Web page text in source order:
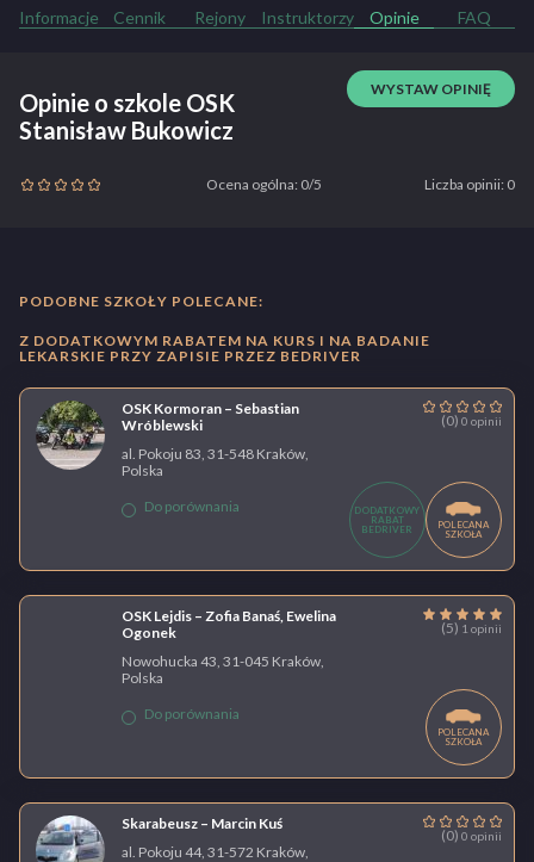
Informacje Cennik Rejony Instruktorzy Opinie FAQ
Opinie o szkole OSK
Stanisław Bukowicz
WYSTAW OPINIĘ
Ocena ogólna: 0/5 Liczba opinii: 0
PODOBNE SZKOŁY POLECANE:
Z DODATKOWYM RABATEM NA KURS I NA BADANIE
LEKARSKIE PRZY ZAPISIE PRZEZ BEDRIVER
OSK Kormoran – Sebastian
Wróblewski
(0) 0 opinii
al. Pokoju 83, 31-548 Kraków,
Polska
Do porównania
DODATKOWY
RABAT
BEDRIVER
POLECANA
SZKOŁA
OSK Lejdis – Zofia Banaś, Ewelina
Ogonek
(5) 1 opinii
Nowohucka 43, 31-045 Kraków,
Polska
Do porównania
POLECANA
SZKOŁA
Skarabeusz – Marcin Kuś
(0) 0 opinii
al. Pokoju 44, 31-572 Kraków,